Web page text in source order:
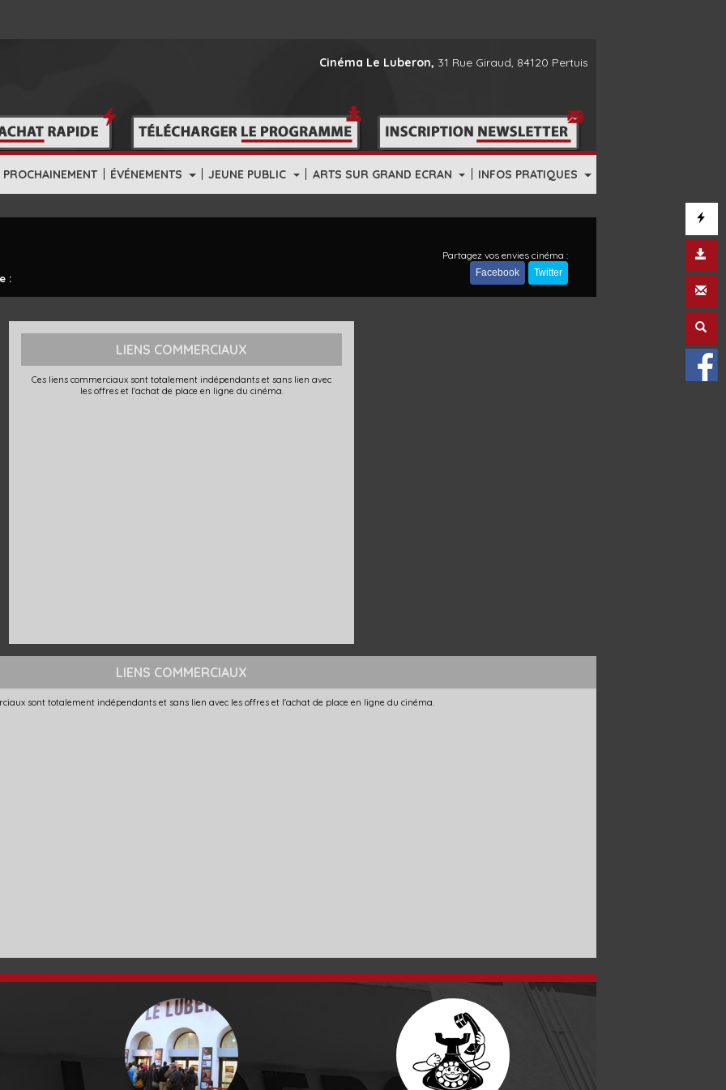
PROCHAINEMENT | ÉVÉNEMENTS | JEUNE PUBLIC | ARTS SUR GRAND ECRAN | INFOS PRATIQUES
Cinéma Le Luberon, 31 Rue Giraud, 84120 Pertuis
:
Partagez vos envies cinéma :
Facebook Twitter
LIENS COMMERCIAUX
Ces liens commerciaux sont totalement indépendants et sans lien avec
les offres et l'achat de place en ligne du cinéma.
LIENS COMMERCIAUX
sont totalement indépendants et sans lien avec les offres et l'achat de place en ligne du cinéma.